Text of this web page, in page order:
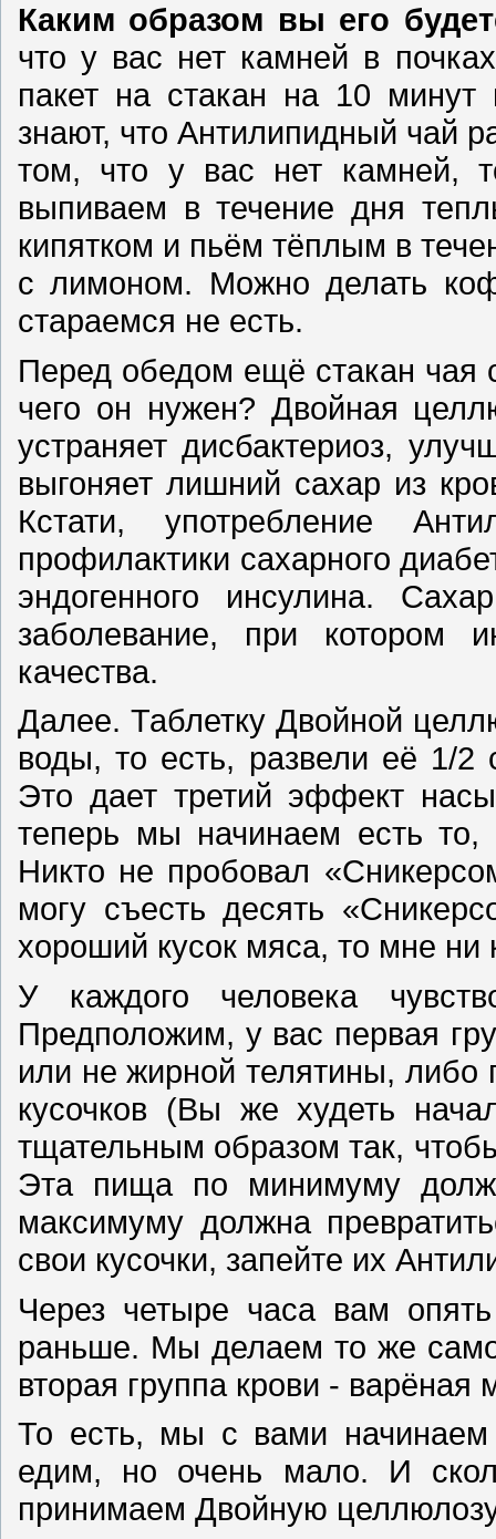
Каким образом вы его
что у вас нет камней в
пакет на стакан на 10
знают, что Антилипидный чай
том, что у вас нет камней,
выпиваем в течение дня
кипятком и пьём тёплым в
с лимоном. Можно делать
стараемся не есть.
Перед обедом ещё стакан чая
чего он нужен? Двойная
устраняет дисбактериоз,
выгоняет лишний сахар из
Кстати, употребление
профилактики сахарного
эндогенного инсулина.
заболевание, при котором
качества.
Далее. Таблетку Двойной
воды, то есть, развели её 1/
Это дает третий эффект
теперь мы начинаем есть то,
Никто не пробовал
могу съесть десять
хороший кусок мяса, то мне ни
У каждого человека
Предположим, у вас первая
или не жирной телятины, либо
кусочков (Вы же худеть
тщательным образом так,
Эта пища по минимуму
максимуму должна
свои кусочки, запейте их
Через четыре часа вам
раньше. Мы делаем то же
вторая группа крови - варёная
То есть, мы с вами
едим, но очень мало. И
принимаем Двойную